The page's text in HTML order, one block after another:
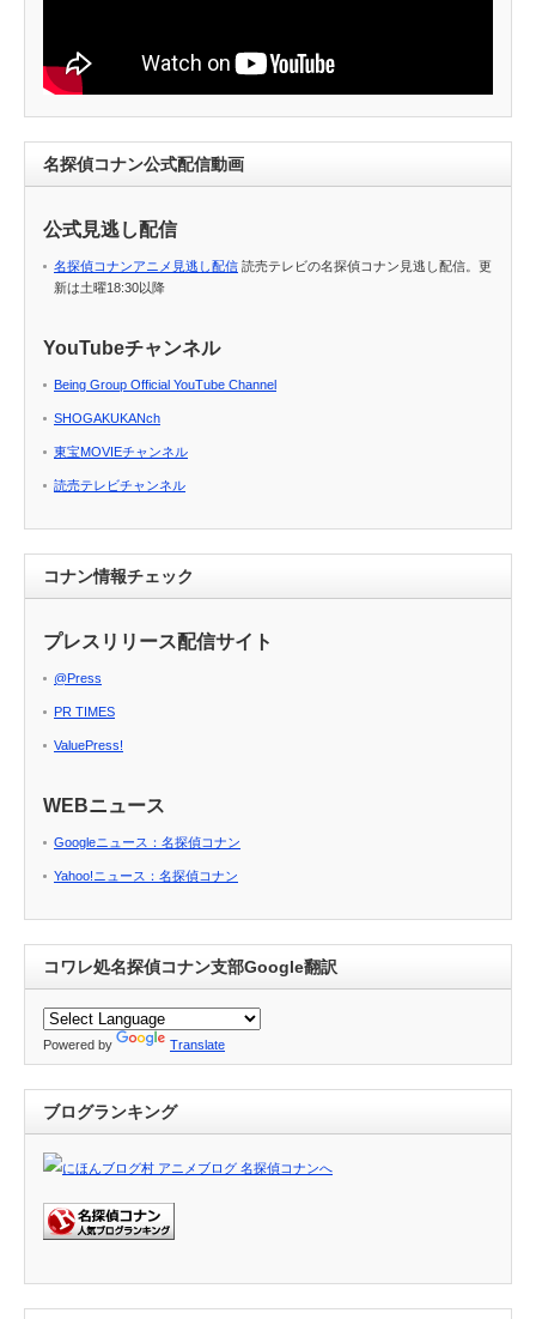
名探偵コナン公式配信動画
公式見逃し配信
名探偵コナンアニメ見逃し配信 読売テレビの名探偵コナン見逃し配信。更
新は土曜18:30以降
YouTubeチャンネル
Being Group Official YouTube Channel
SHOGAKUKANch
東宝MOVIEチャンネル
読売テレビチャンネル
コナン情報チェック
プレスリリース配信サイト
@Press
PR TIMES
ValuePress!
WEBニュース
Googleニュース：名探偵コナン
Yahoo!ニュース：名探偵コナン
コワレ処名探偵コナン支部Google翻訳
Powered by Translate
ブログランキング